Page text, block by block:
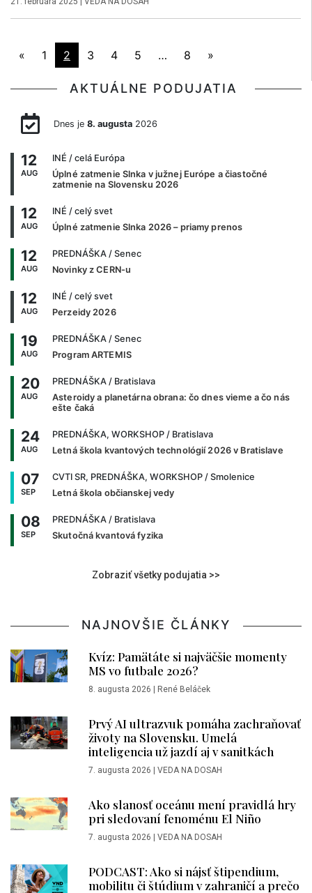
« 1 2 3 4 5 … 8 »
AKTUÁLNE PODUJATIA
Dnes je 8. augusta2026
12
AUG
INÉ / celá Európa
Úplné zatmenie Slnka v južnej Európe a čiastočné
zatmenie na Slovensku 2026
12
AUG
INÉ / celý svet
Úplné zatmenie Slnka 2026 – priamy prenos
12
AUG
PREDNÁŠKA / Senec
Novinky z CERN-u
12
AUG
INÉ / celý svet
Perzeidy 2026
19
AUG
PREDNÁŠKA / Senec
Program ARTEMIS
20
AUG
PREDNÁŠKA / Bratislava
Asteroidy a planetárna obrana: čo dnes vieme a čo nás
ešte čaká
24
AUG
PREDNÁŠKA, WORKSHOP / Bratislava
Letná škola kvantových technológií 2026 v Bratislave
07
SEP
CVTI SR, PREDNÁŠKA, WORKSHOP / Smolenice
Letná škola občianskej vedy
08
SEP
PREDNÁŠKA / Bratislava
Skutočná kvantová fyzika
Zobraziť všetky podujatia >>
NAJNOVŠIE ČLÁNKY
Kvíz: Pamätáte si najväčšie momenty
MS vo futbale 2026?
8. augusta 2026 René Beláček
Prvý AI ultrazvuk pomáha zachraňovať
životy na Slovensku. Umelá
inteligencia už jazdí aj v sanitkách
7. augusta 2026 VEDA NA DOSAH
Ako slanosť oceánu mení pravidlá hry
pri sledovaní fenoménu El Niño
7. augusta 2026 VEDA NA DOSAH
PODCAST: Ako si nájsť štipendium,
mobilitu či štúdium v zahraničí a prečo